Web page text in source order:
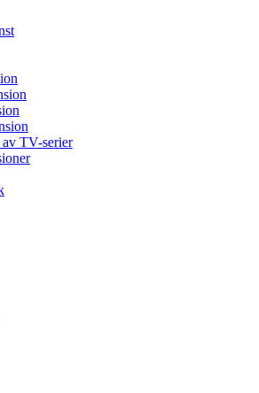
av TV-serier